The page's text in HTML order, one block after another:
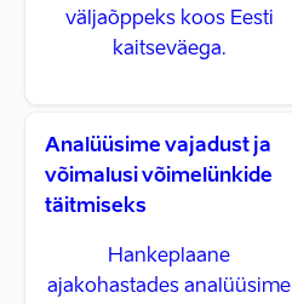
väljaõppeks koos Eesti
kaitseväega.
Analüüsime vajadust ja
võimalusi võimelünkide
täitmiseks
Hankeplaane
ajakohastades analüüsime